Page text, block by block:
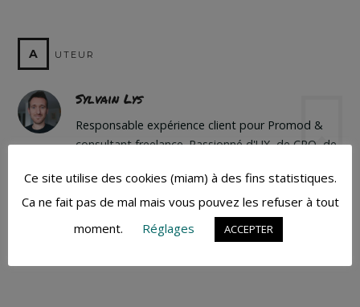
A UTEUR
Sylvain Lys
Responsable expérience client pour Promod &
consultant freelance. Passionné d'UX, de CRO, de
acronymes.
Ce site utilise des cookies (miam) à des fins statistiques.
Ca ne fait pas de mal mais vous pouvez les refuser à tout
moment.
Réglages ACCEPTER